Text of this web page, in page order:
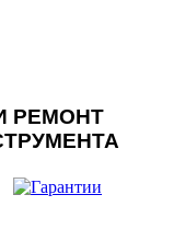
РЕМОНТ